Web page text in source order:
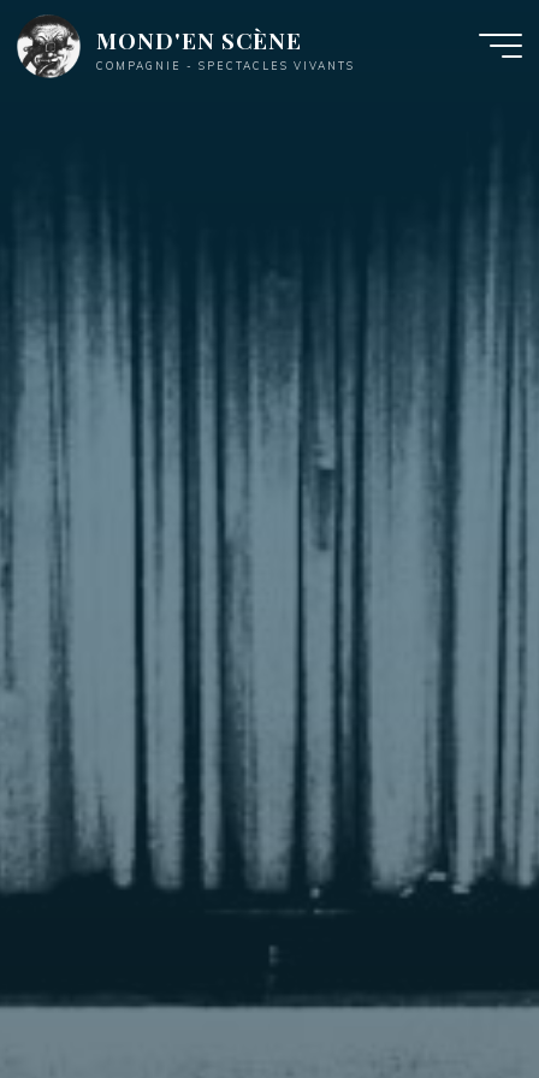
Aller
au
contenu
MOND'EN SCÈNE
COMPAGNIE - SPECTACLES VIVANTS